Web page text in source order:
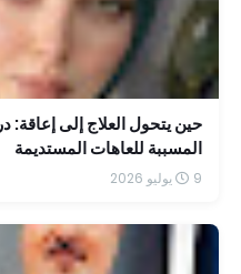
حين يتحول العلاج إلى إعاقة:
المسببة للعاهات المستديمة
9 يوليو 2026